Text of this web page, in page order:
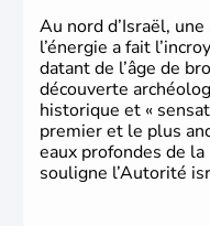
Au nord d’Israël,
l’énergie a fait
datant de l’âge de
découverte
historique et «
premier et le plus
eaux profondes de
souligne l’Autorité